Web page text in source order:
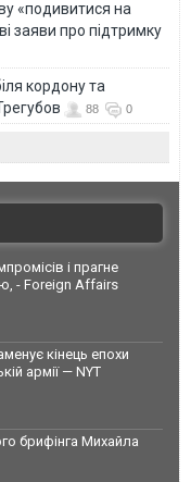
«подивитися на
заяви про підтримку
кордону та
88 0
і прагне
- Foreign Affairs
кінець епохи
армії — NYT
брифінга Михайла